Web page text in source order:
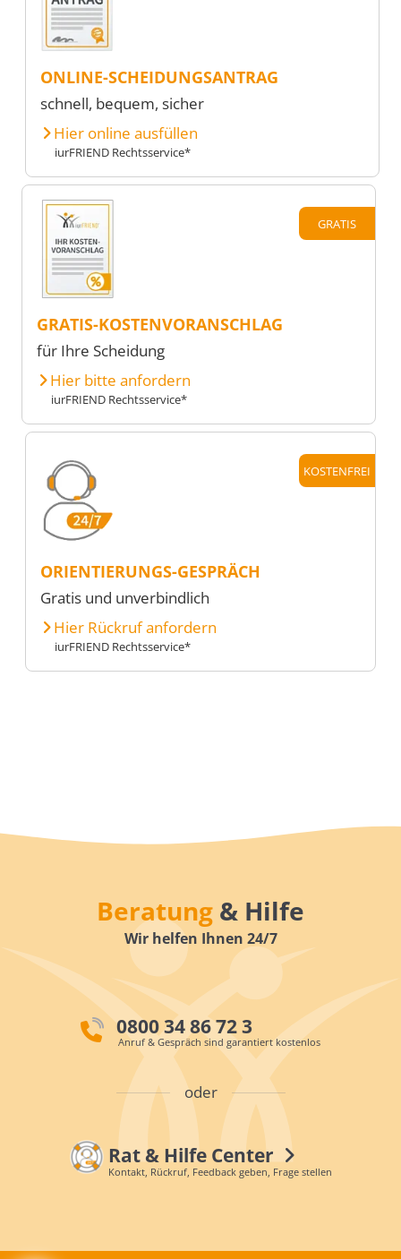
ONLINE-SCHEIDUNGSANTRAG
schnell, bequem, sicher
Hier online ausfüllen
iurFRIEND Rechtsservice*
GRATIS
GRATIS-KOSTENVORANSCHLAG
für Ihre Scheidung
Hier bitte anfordern
iurFRIEND Rechtsservice*
KOSTENFREI
ORIENTIERUNGS-GESPRÄCH
Gratis und unverbindlich
Hier Rückruf anfordern
iurFRIEND Rechtsservice*
Beratung & Hilfe
Wir helfen Ihnen 24/7
0800 34 86 72 3
Anruf & Gespräch sind garantiert kostenlos
oder
Rat & Hilfe Center
Kontakt, Rückruf, Feedback geben, Frage stellen